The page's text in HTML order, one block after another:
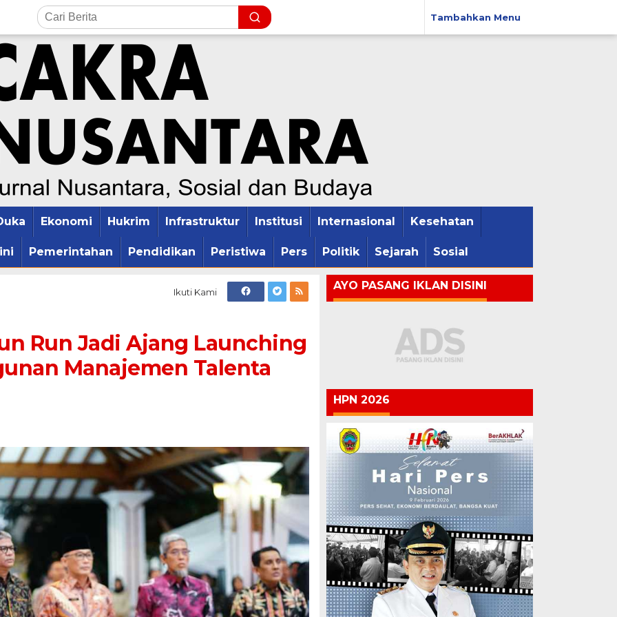
Tambahkan Menu
Ekonomi Hukrim Infrastruktur Institusi Internasional Kesehatan
Pemerintahan Pendidikan Peristiwa Pers Politik Sejarah Sosial
Ikuti Kami
Run Jadi Ajang Launching
Manajemen Talenta
AYO PASANG IKLAN DISINI
HPN 2026